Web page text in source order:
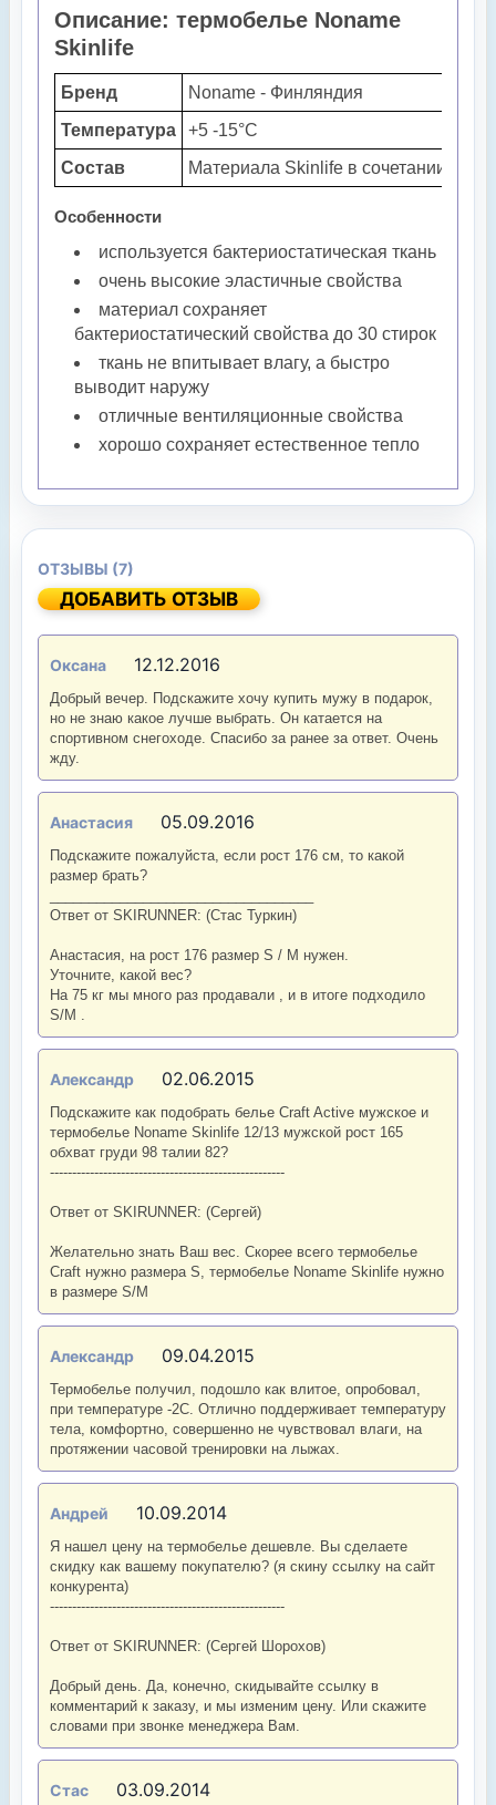
Описание: термобелье Noname
Skinlife
Бренд
Noname - Финляндия
Температура
+5 -15°С
Состав
Материала Skinlife в сочетании с
Особенности
используется бактериостатическая ткань
очень высокие эластичные свойства
материал сохраняет
бактериостатический свойства до 30 стирок
ткань не впитывает влагу, а быстро
выводит наружу
отличные вентиляционные свойства
хорошо сохраняет естественное тепло
ОТЗЫВЫ (7)
ДОБАВИТЬ ОТЗЫВ
Оксана 12.12.2016
Добрый вечер. Подскажите хочу купить мужу в подарок,
но не знаю какое лучше выбрать. Он катается на
спортивном снегоходе. Спасибо за ранее за ответ. Очень
жду.
Анастасия 05.09.2016
Подскажите пожалуйста, если рост 176 см, то какой
размер брать?
Ответ от SKIRUNNER: (Стас Туркин)
Анастасия, на рост 176 размер S / М нужен.
Уточните, какой вес?
На 75 кг мы много раз продавали , и в итоге подходило
S/M .
Александр 02.06.2015
Подскажите как подобрать белье Craft Active мужское и
термобелье Noname Skinlife 12/13 мужской рост 165
обхват груди 98 талии 82?
-----------------------------------------------------
Ответ от SKIRUNNER: (Сергей)
Желательно знать Ваш вес. Скорее всего термобелье
Craft нужно размера S, термобелье Noname Skinlife нужно
в размере S/M
Александр 09.04.2015
Термобелье получил, подошло как влитое, опробовал,
при температуре -2С. Отлично поддерживает температуру
тела, комфортно, совершенно не чувствовал влаги, на
протяжении часовой тренировки на лыжах.
Андрей 10.09.2014
Я нашел цену на термобелье дешевле. Вы сделаете
скидку как вашему покупателю? (я скину ссылку на сайт
конкурента)
-----------------------------------------------------
Ответ от SKIRUNNER: (Сергей Шорохов)
Добрый день. Да, конечно, скидывайте ссылку в
комментарий к заказу, и мы изменим цену. Или скажите
словами при звонке менеджера Вам.
Стас 03.09.2014